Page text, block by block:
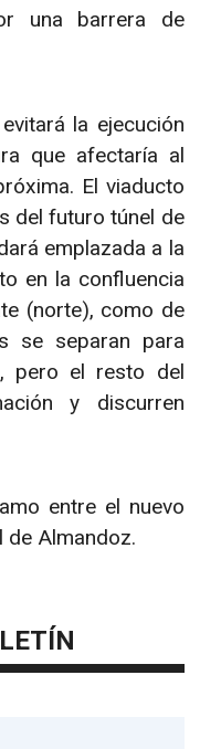
una barrera de
la ejecución
que afectaría al
El viaducto
del futuro túnel de
emplazada a la
en la confluencia
(norte), como de
se separan para
pero el resto del
y discurren
entre el nuevo
de Almandoz.